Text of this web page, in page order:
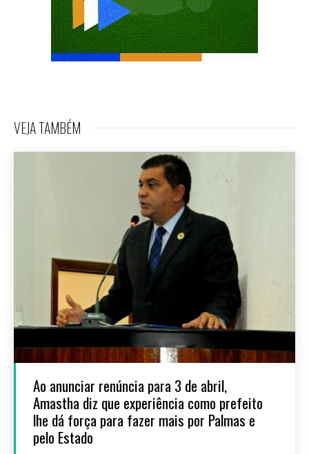
VEJA TAMBÉM
Ao anunciar renúncia para 3 de abril,
Amastha diz que experiência como prefeito
lhe dá força para fazer mais por Palmas e
pelo Estado